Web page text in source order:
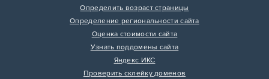
Определить возраст страницы
Определение региональности сайта
Оценка стоимости сайта
Узнать поддомены сайта
Яндекс ИКС
Проверить склейку доменов